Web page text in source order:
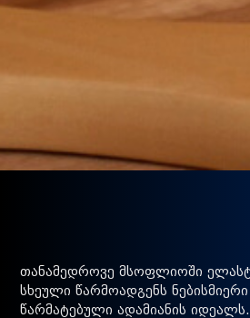
თანამედროვე მსოფლიოში
სხეული წარმოადგენს
წარმატებული ადამიანის